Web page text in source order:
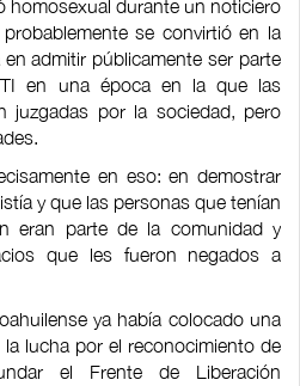
homosexual durante un noticiero
se convirtió en la
admitir públicamente ser parte
en una época en la que las
juzgadas por la sociedad, pero
en eso: en demostrar
y que las personas que tenían
eran parte de la comunidad y
que les fueron negados a
ya había colocado una
lucha por el reconocimiento de
el Frente de Liberación